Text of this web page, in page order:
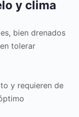
y clima
bien drenados
tolerar
y requieren de